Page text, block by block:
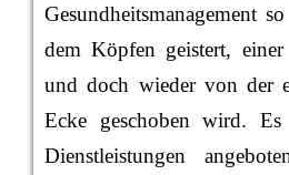
Gesundheitsmanagement
dem Köpfen geistert,
und doch wieder von der
Ecke geschoben wird. Es
Dienstleistungen